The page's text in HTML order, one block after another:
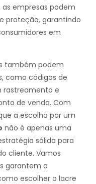
as empresas podem
proteção, garantindo
em
também podem
como códigos de
rastreamento e
de venda. Com
a escolha por um
não é apenas uma
sólida para
cliente. Vamos
garantem a
escolher o lacre